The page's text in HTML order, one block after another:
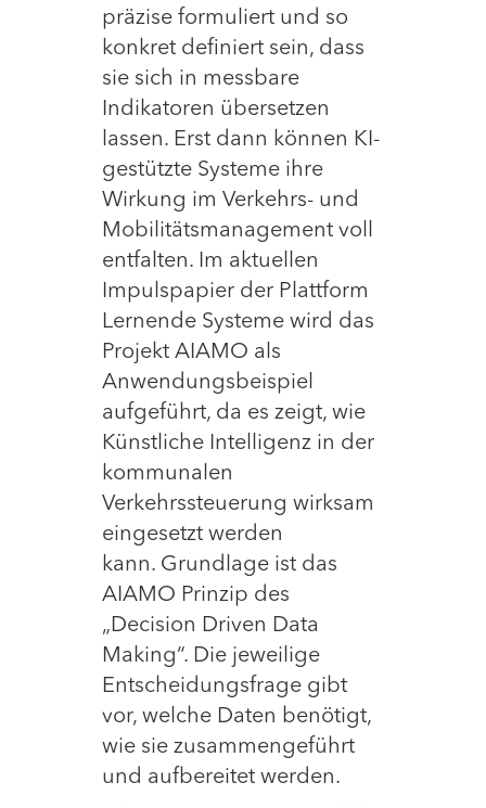
präzise formuliert und so
konkret definiert sein, dass
sie sich in messbare
Indikatoren übersetzen
lassen. Erst dann können KI-
gestützte Systeme ihre
Wirkung im Verkehrs- und
Mobilitätsmanagement voll
entfalten. Im aktuellen
Impulspapier der Plattform
Lernende Systeme wird das
Projekt AIAMO als
Anwendungsbeispiel
aufgeführt, da es zeigt, wie
Künstliche Intelligenz in der
kommunalen
Verkehrssteuerung wirksam
eingesetzt werden
kann. Grundlage ist das
AIAMO Prinzip des
„Decision Driven Data
Making“. Die jeweilige
Entscheidungsfrage gibt
vor, welche Daten benötigt,
wie sie zusammengeführt
und aufbereitet werden.